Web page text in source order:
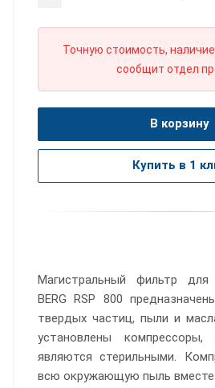
Точную стоимость,
сообщит отдел
В корзину
Купить в 1
Магистральный фильтр для
BERG RSP 800
твердых частиц, пыли и
установлены
являются стерильными.
всю окружающую пыль вместе